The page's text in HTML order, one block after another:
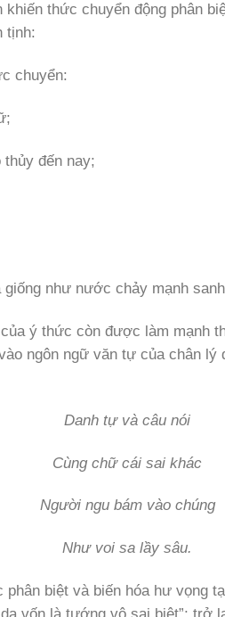
khiến thức chuyển động phân
tịnh:
chuyển:
đến nay;
như nước chảy mạnh
ý thức còn được làm mạnh
ngôn ngữ văn tự của chân
Danh tự và câu nói
Cùng chữ cái sai khác
Người ngu bám vào chúng
Như voi sa lầy sâu.
phân biệt và biến hóa hư vọng